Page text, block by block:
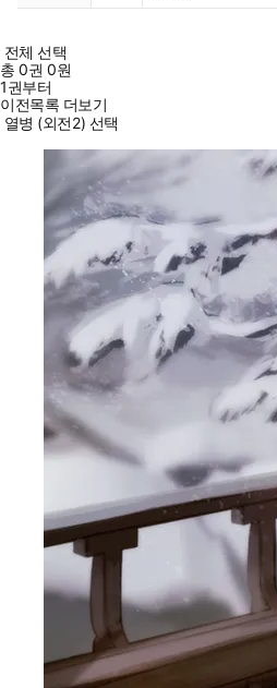
전체 선택
총0권 0원
1권부터
이전목록 더보기
열병 (외전2) 선택